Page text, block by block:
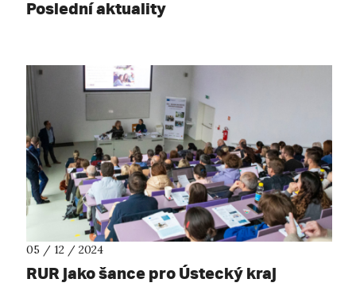
Poslední aktuality
05 / 12 / 2024
RUR jako šance pro Ústecký kraj